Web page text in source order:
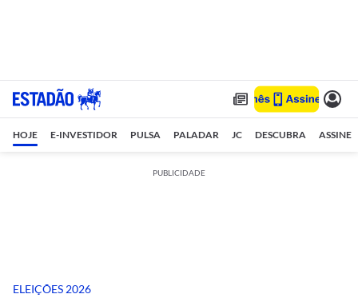
HOJE E-INVESTIDOR PULSA PALADAR JC DESCUBRA ASSINE
PUBLICIDADE
ELEIÇÕES 2026